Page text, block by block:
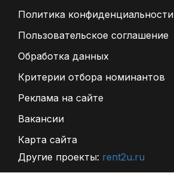
Политика конфиденциальности
Пользовательское соглашение
Обработка данных
Критерии отбора номинантов
Реклама на сайте
Вакансии
Карта сайта
Другие проекты: rent2u.ru